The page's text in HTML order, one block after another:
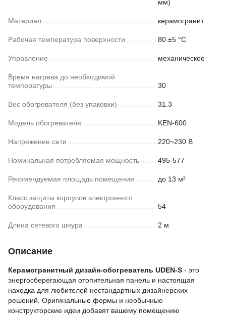
мм)
Материал керамогранит
Рабочая температура поверхности 80 ±5 °С
Управление механическое
Время нагрева до необходимой
температуры
30
Вес обогревателя (без упаковки) 31.3
Модель обогревателя KEN-600
Напряжение сети 220~230 В
Номинальная потребляемая мощность 495-577
Рекомендуемая площадь помещения до 13 м²
Класс защиты корпусов электронного
оборудования
54
Длина сетевого шнура 2 м
Описание
Керамогранитный дизайн-обогреватель UDEN-S - это
энергосберегающая отопительная панель и настоящая
находка для любителей нестандартных дизайнерских
решений. Оригинальные формы и необычные
конструкторские идеи добавят вашему помещению